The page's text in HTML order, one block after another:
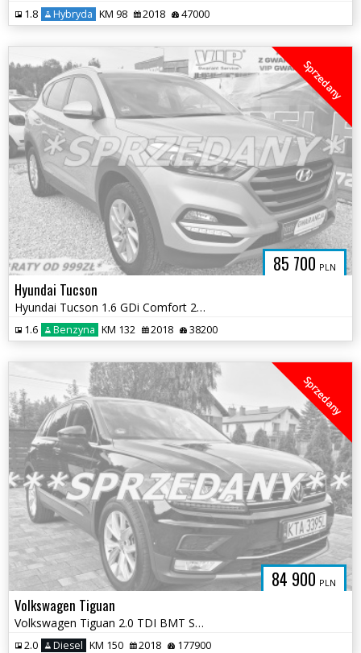
1.8 Hybryda KM 98 2018 47000
85 700 PLN
Sprzedany
Hyundai Tucson
Hyundai Tucson 1.6 GDi Comfort 2WD
1.6 Benzyna KM 132 2018 38200
84 900 PLN
Sprzedany
Volkswagen Tiguan
Volkswagen Tiguan 2.0 TDI BMT SCR 4Mot Highline DSG
2.0 Diesel KM 150 2018 177900